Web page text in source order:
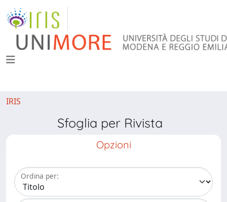
IRIS
Sfoglia per Rivista
Opzioni
Ordina per: